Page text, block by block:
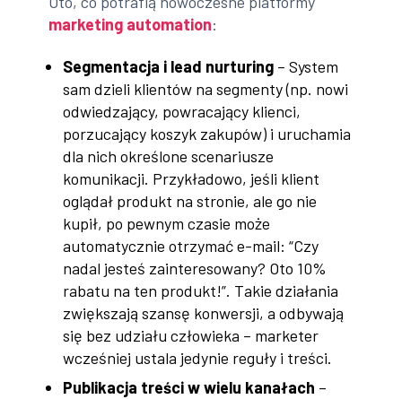
marketing automation:
Segmentacja i lead nurturing – System
sam dzieli klientów na segmenty (np. nowi
odwiedzający, powracający klienci,
porzucający koszyk zakupów) i uruchamia
dla nich określone scenariusze
komunikacji. Przykładowo, jeśli klient
oglądał produkt na stronie, ale go nie
kupił, po pewnym czasie może
automatycznie otrzymać e-mail: “Czy
nadal jesteś zainteresowany? Oto 10%
rabatu na ten produkt!”. Takie działania
zwiększają szansę konwersji, a odbywają
się bez udziału człowieka – marketer
wcześniej ustala jedynie reguły i treści.
Publikacja treści w wielu kanałach –